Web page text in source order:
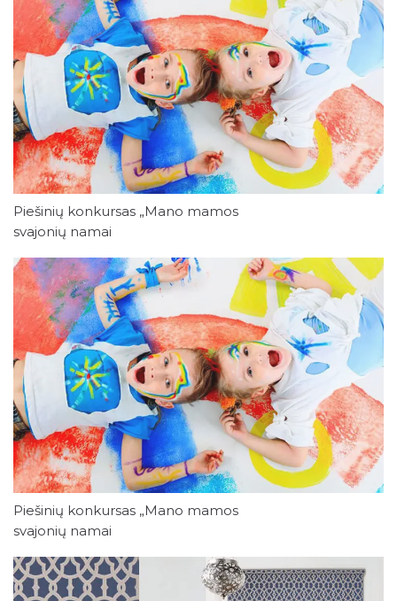
Piešinių konkursas „Mano mamos
svajonių namai
Piešinių konkursas „Mano mamos
svajonių namai